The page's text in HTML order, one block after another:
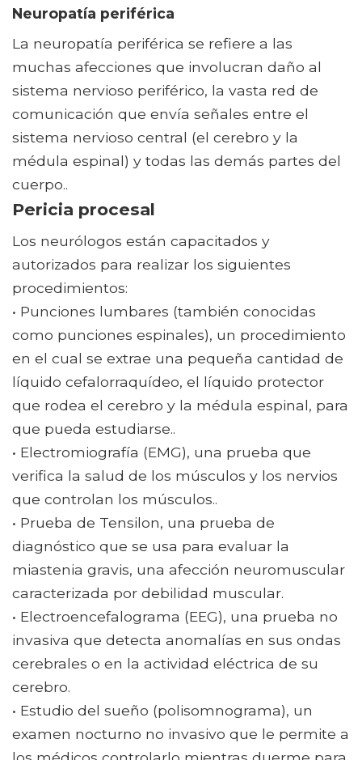
Neuropatía periférica
La neuropatía periférica se refiere a las
muchas afecciones que involucran daño al
sistema nervioso periférico, la vasta red de
comunicación que envía señales entre el
sistema nervioso central (el cerebro y la
médula espinal) y todas las demás partes del
cuerpo..
Pericia procesal
Los neurólogos están capacitados y
autorizados para realizar los siguientes
procedimientos:
• Punciones lumbares (también conocidas
como punciones espinales), un procedimiento
en el cual se extrae una pequeña cantidad de
líquido cefalorraquídeo, el líquido protector
que rodea el cerebro y la médula espinal, para
que pueda estudiarse..
• Electromiografía (EMG), una prueba que
verifica la salud de los músculos y los nervios
que controlan los músculos..
• Prueba de Tensilon, una prueba de
diagnóstico que se usa para evaluar la
miastenia gravis, una afección neuromuscular
caracterizada por debilidad muscular.
• Electroencefalograma (EEG), una prueba no
invasiva que detecta anomalías en sus ondas
cerebrales o en la actividad eléctrica de su
cerebro.
• Estudio del sueño (polisomnograma), un
examen nocturno no invasivo que le permite a